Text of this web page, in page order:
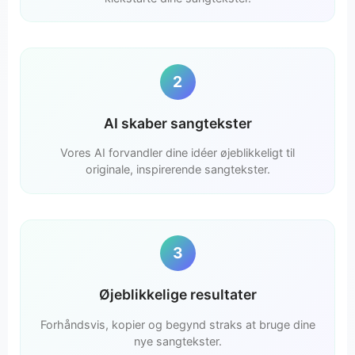
2
AI skaber sangtekster
Vores AI forvandler dine idéer øjeblikkeligt til
originale, inspirerende sangtekster.
3
Øjeblikkelige resultater
Forhåndsvis, kopier og begynd straks at bruge dine
nye sangtekster.